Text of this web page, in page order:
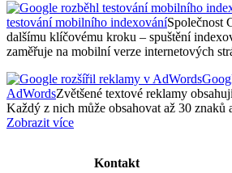
testování mobilního indexováníSpolečnost
dalšímu klíčovému kroku – spuštění
zaměřuje na mobilní verze internetových
AdWordsZvětšené textové reklamy
Každý z nich může obsahovat až 30 znaků
Zobrazit více
Kontakt